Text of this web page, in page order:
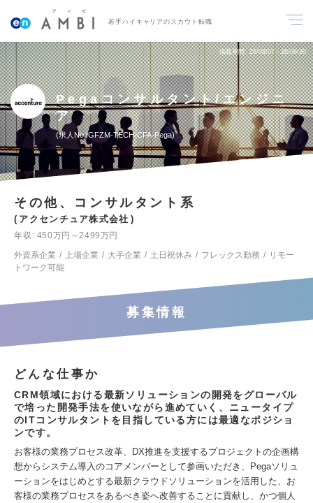
若手ハイキャリアのスカウト転職
掲載期間 26/08/07～26/08/20
Pegaコンサルタント/エンジニ
ア
求人No.IGFZM-TECH-CFA-Pega
その他、コンサルタント系
アクセンチュア株式会社
年収
450万円～2499万円
外資系企業
上場企業 大手企業 土日祝休み フレックス勤務
リモー
トワーク可能
募集情報
どんな仕事か
CRM領域における最新ソリューションの開発をグローバル
で培った開発手法を使いながら進めていく、ニュータイプ
のITコンサルタントを目指している方には最適なポジショ
ンです。
お客様の業務プロセス改革、DX推進を支援するプロジェクトの企画構
想からシステム導入のコアメンバーとして参画いただき、Pegaソリュ
ーションをはじめとする最新クラウドソリューションを活用した、お
客様の業務プロセスをあるべき姿へ改善することに貢献し、かつ個人